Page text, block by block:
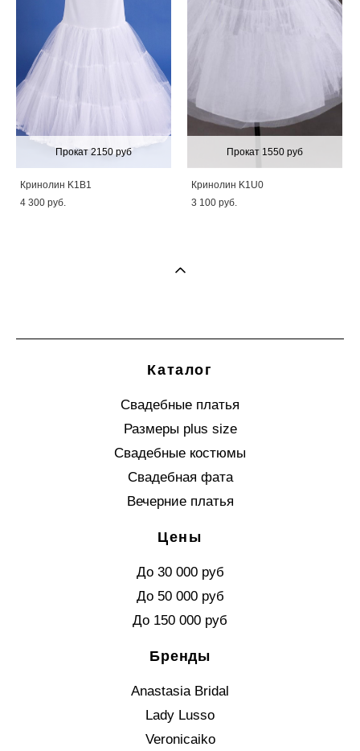
Прокат 2150 руб
Кринолин K1B1
4 300 pуб.
Прокат 1550 руб
Кринолин K1U0
3 100 pуб.
Каталог
Свадебные платья
Размеры plus size
Свадебные костюмы
Свадебная фата
Вечерние платья
Цены
До 30 000 руб
До 50 000 руб
До 150 000 руб
Бренды
Anastasia Bridal
Lady Lusso
Veronicaiko